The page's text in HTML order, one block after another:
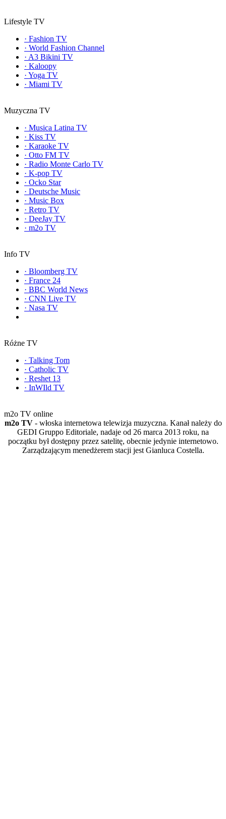
Lifestyle TV
· Fashion TV
· World Fashion Channel
· A3 Bikini TV
· Kaloopy
· Yoga TV
· Miami TV
Muzyczna TV
· Musica Latina TV
· Kiss TV
· Karaoke TV
· Otto FM TV
· Radio Monte Carlo TV
· K-pop TV
· Ocko Star
· Deutsche Music
· Music Box
· Retro TV
· DeeJay TV
· m2o TV
Info TV
· Bloomberg TV
· France 24
· BBC World News
· CNN Live TV
· Nasa TV
Różne TV
· Talking Tom
· Catholic TV
· Reshet 13
· InWIld TV
m2o TV online
m2o TV- włoska internetowa telewizja muzyczna. Kanał należy do
GEDI Gruppo Editoriale, nadaje od 26 marca 2013 roku, na
początku był dostępny przez satelitę, obecnie jedynie internetowo.
Zarządzającym menedżerem stacji jest Gianluca Costella.